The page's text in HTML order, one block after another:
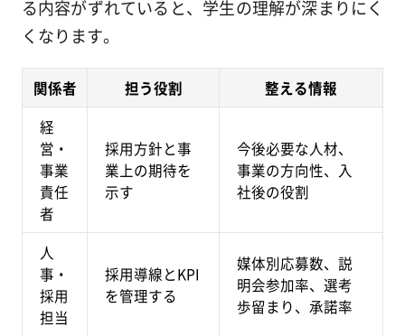
る内容がずれていると、学生の理解が深まりにく
くなります。
関係者 担う役割
整える情報
経
営・
事業
責任
者
採用方針と事
業上の期待を
示す
今後必要な人材、
事業の方向性、入
社後の役割
人
事・
採用
担当
採用導線とKPI
を管理する
媒体別応募数、説
明会参加率、選考
歩留まり、承諾率